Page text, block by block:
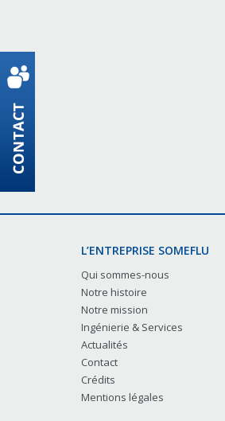
L’ENTREPRISE SOMEFLU
Qui sommes-nous
Notre histoire
Notre mission
Ingénierie & Services
Actualités
Contact
Crédits
Mentions légales